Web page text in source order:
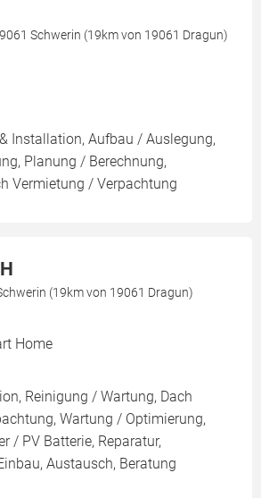
Schwerin (19km von 19061 Dragun)
Installation, Aufbau / Auslegung,
Planung / Berechnung,
Vermietung / Verpachtung
(19km von 19061 Dragun)
Home
Reinigung / Wartung, Dach
Wartung / Optimierung,
/ PV Batterie, Reparatur,
Austausch, Beratung